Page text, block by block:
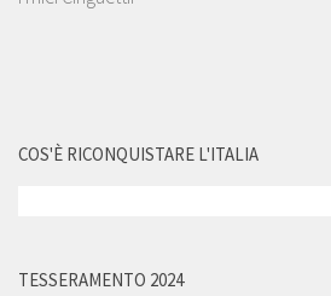
COS'È RICONQUISTARE L'ITALIA
TESSERAMENTO 2024